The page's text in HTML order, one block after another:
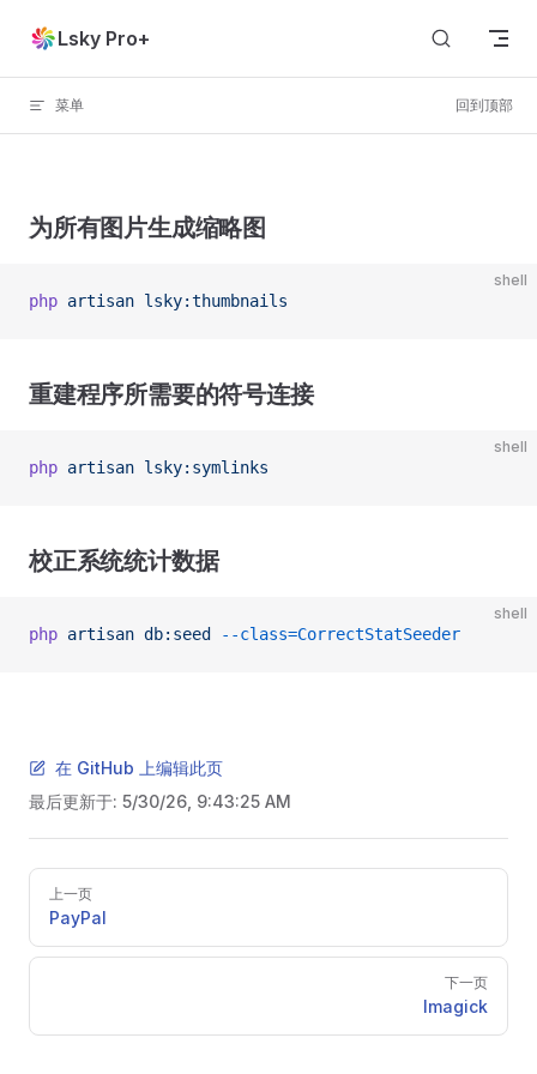
Skip to content
Lsky Pro+
菜单 回到顶部
为所有图片生成缩略图
shell
php artisan lsky:thumbnails
重建程序所需要的符号连接
shell
php artisan lsky:symlinks
校正系统统计数据
shell
php artisan db:seed --class=CorrectStatSeeder
在 GitHub 上编辑此页
最后更新于: 5/30/26, 9:43:25 AM
Pager
上一页
PayPal
下一页
Imagick